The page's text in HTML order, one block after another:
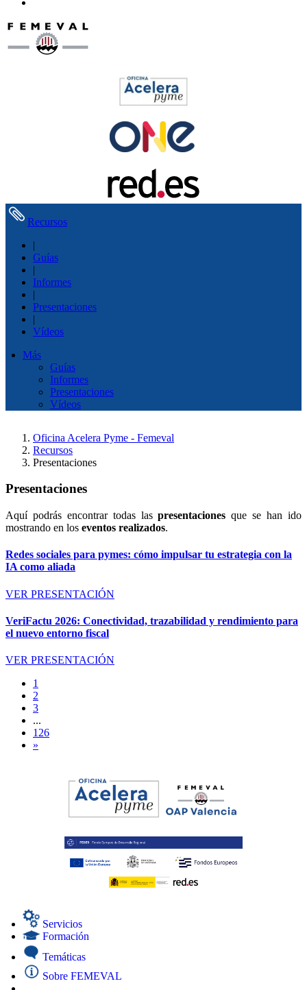
Recursos
|
Guías
|
Informes
|
Presentaciones
|
Vídeos
Más
Guías
Informes
Presentaciones
Vídeos
Oficina Acelera Pyme - Femeval
Recursos
Presentaciones
Presentaciones
Aquí podrás encontrar todas laspresentaciones que se han ido
mostrando en los eventos realizados.
Redes sociales para pymes: cómo impulsar tu estrategia con la
IA como aliada
VER PRESENTACIÓN
VeriFactu 2026: Conectividad, trazabilidad y rendimiento para
el nuevo entorno fiscal
VER PRESENTACIÓN
1
2
3
...
126
»
Servicios
Formación
Temáticas
Sobre FEMEVAL